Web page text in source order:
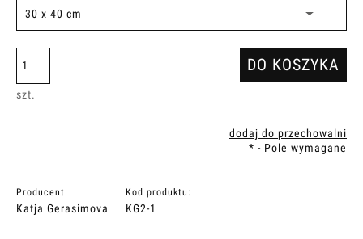
szt.
DO KOSZYKA
dodaj do przechowalni
* - Pole wymagane
Producent:
Katja Gerasimova
Kod produktu:
KG2-1